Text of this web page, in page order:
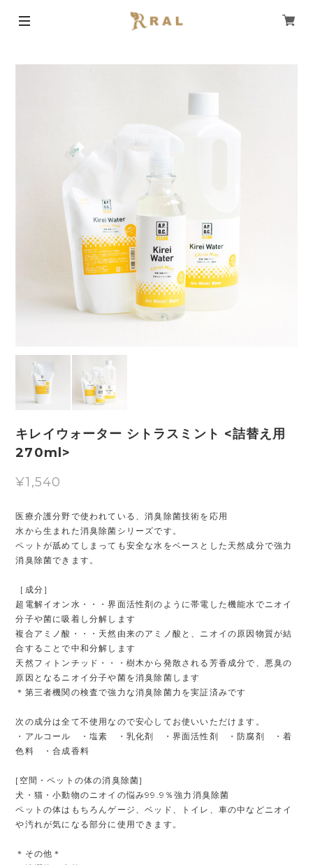
キレイウォーター シトラスミント <詰替え用
270ml>
¥1,540
医療介護分野で使われている、消臭除菌技術を応用
水から生まれた消臭除菌シリーズです。
ペットが舐めてしまっても安全な水をベースとした天然成分で強力
消臭除菌できます。
［成分］
超電解イオン水・・・界面活性剤のように帯電した機能水でニオイ
分子や菌に吸着し分解します
複合アミノ酸・・・天然由来のアミノ酸と、ニオイの原因物質が結
合することで中和分解します
天然フィトンチッド・・・樹木から発散される芳香成分で、悪臭の
原因となるニオイ分子や菌を消臭除菌します
＊第三者機関の検査で強力な消臭除菌力を実証済みです
次の成分は全て不使用なので安心してお使いいただけます。
・アルコール ・塩素 ・乳化剤 ・界面活性剤 ・防腐剤 ・着
色料 ・合成香料
[空間・ペットの体の消臭除菌]
犬・猫・小動物のニオイの悩み99.9％強力消臭除菌
ペットの体はもちろんゲージ、ベッド、トイレ、車の中などニオイ
や汚れが気になる部分に使用できます。
＊その他＊